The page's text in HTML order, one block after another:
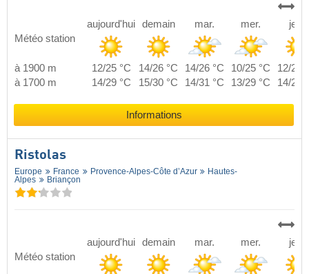
Météo station
aujourd'hui demain mar. mer. jeu.
à 1900 m 12/25 °C 14/26 °C 14/26 °C 10/25 °C
12/26
à 1700 m
14/29 °C 15/30 °C 14/31 °C 13/29 °C 14/29
Informations
Ristolas
Europe France Provence-Alpes-Côte d’Azur
Hautes-
Alpes
Briançon
Météo station
aujourd'hui demain mar. mer. jeu.